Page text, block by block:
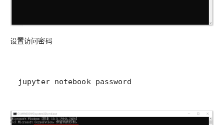
设置访问密码
jupyter notebook password